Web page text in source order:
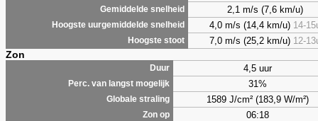
Gemiddelde snelheid 2,1 m/s (7,6 km/u)
Hoogste uurgemiddelde snelheid 4,0 m/s (14,4 km/u) 14-
Hoogste stoot 7,0 m/s (25,2 km/u) 12-
Zon
Duur 4,5 uur
Perc. van langst mogelijk 31%
Globale straling 1589 J/cm² (183,9 W/m²)
Zon op 06:18